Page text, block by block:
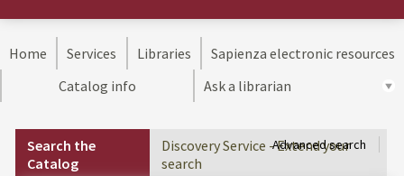
Home Services Libraries
Sapienza electronic resources
Catalog info
Ask a librarian
Search the
Catalog
Discovery Service - Extend your
search
Advanced search